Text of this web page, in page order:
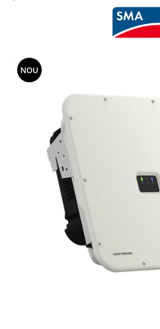
Cabluri semnalizare si control
Conductori rigizi
Cabluri alarma
Cabluri boxe
Cabluri semnalizare incendiu
Cabluri semnalizare si control
NOU